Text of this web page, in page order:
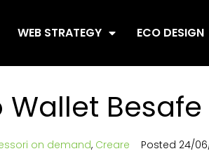
WEB STRATEGY ECO DESIGN
Wallet
on demand, Creare Posted 24/